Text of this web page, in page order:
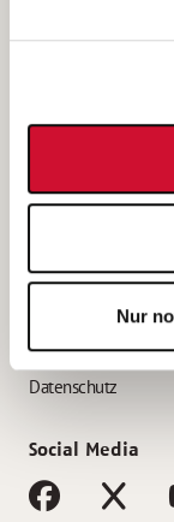
Nur
Bewerbung als
Bewerbung als
AWO Gliederungen
Impressum
Datenschutz
Social Media